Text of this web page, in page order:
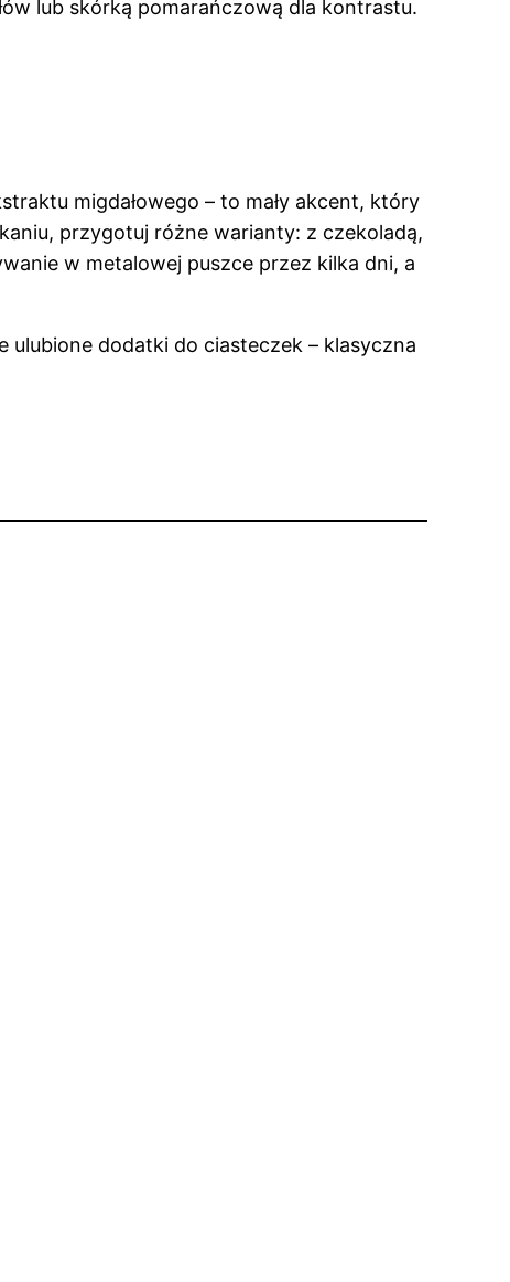
lub skórką pomarańczową dla kontrastu.
migdałowego – to mały akcent, który
przygotuj różne warianty: z czekoladą,
w metalowej puszce przez kilka dni, a
ulubione dodatki do ciasteczek – klasyczna